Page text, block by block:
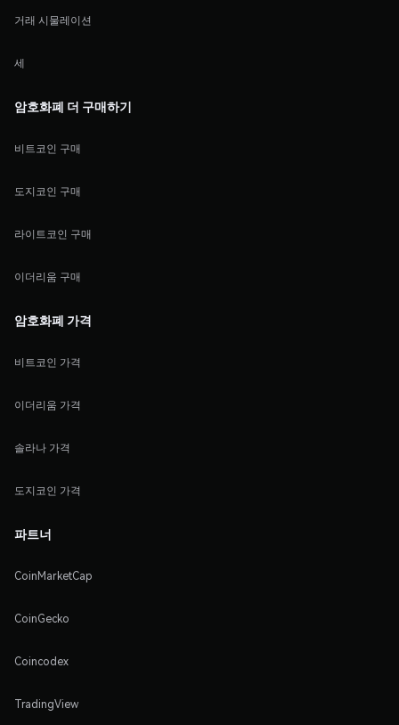
거래 시물레이션
세
암호화폐 더 구매하기
비트코인 구매
도지코인 구매
라이트코인 구매
이더리움 구매
암호화폐 가격
비트코인 가격
이더리움 가격
솔라나 가격
도지코인 가격
파트너
CoinMarketCap
CoinGecko
Coincodex
TradingView